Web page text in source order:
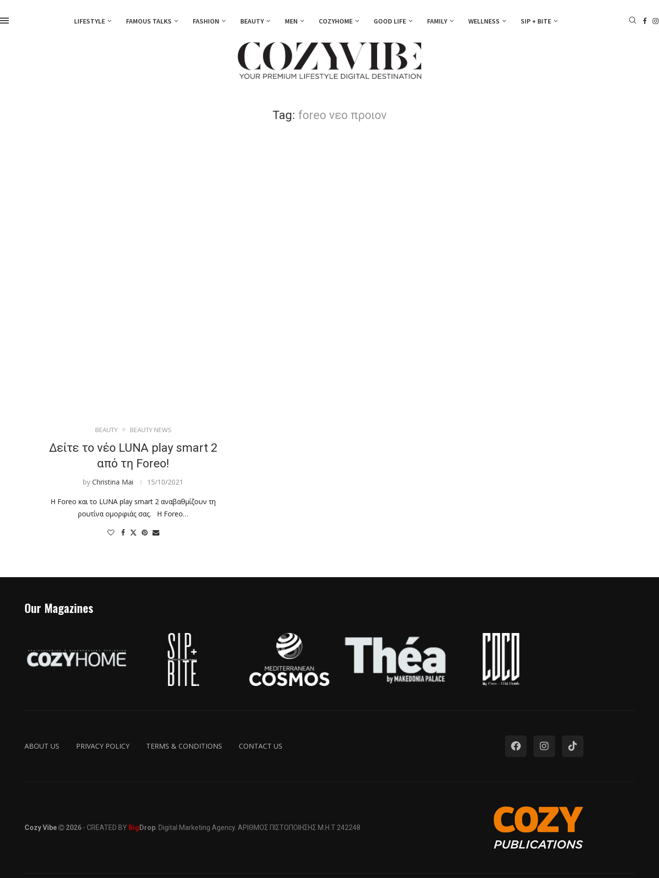
LIFESTYLE FAMOUS TALKS FASHION BEAUTY MEN COZYHOME GOOD LIFE FAMILY WELLNESS SIP + BITE
Tag: foreo νεο προιον
BEAUTY BEAUTY NEWS
Δείτε το νέο LUNA play smart 2
από τη Foreo!
byChristina Mai 15/10/2021
Η Foreo και το LUNA play smart 2 αναβαθμίζουν τη
ρουτίνα ομορφιάς σας. Η Foreo…
Our Magazines
ABOUT US PRIVACY POLICY TERMS & CONDITIONS CONTACT US
Cozy Vibe 2026 - CREATED BY Big Drop . Digital Marketing Agency. ΑΡΙΘΜΟΣ ΠΙΣΤΟΠΟΙΗΣΗΣ Μ.Η.Τ 242248